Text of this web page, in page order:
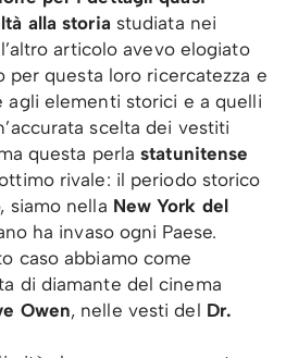
alla storia studiata nei
articolo avevo elogiato
per questa loro ricercatezza e
agli elementi storici e a quelli
scelta dei vestiti
questa perlastatunitense
rivale: il periodo storico
siamo nella New York del
ha invaso ogni Paese.
caso abbiamo come
di diamante del cinema
Owen, nelle vesti del Dr.